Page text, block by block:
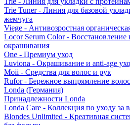
Trie Tuner - Линия для базовой
жемчуга
Viege - Антивозростная
Locor Serum Color - Восстановление
окрашивания
One - Премиум уход
Luviona - Окрашивание и anti-age
Moii - Средства для волос и рук
Rufor - Бережное выпрямление волос
Londa (Германия)
Принадлежности Londa
Londa Care - Коллекция по уходу за
Blondes Unlimited - Креативная